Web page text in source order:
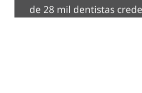
de 28 mil dentistas